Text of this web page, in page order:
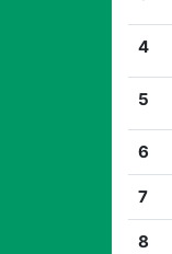
4
5
6
7
8